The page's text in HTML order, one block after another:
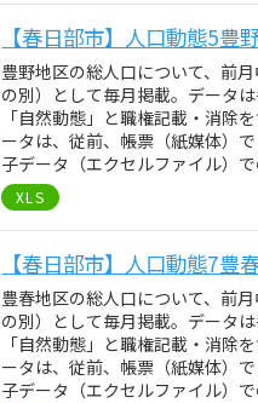
【春日部市】人口動態5豊
豊野地区の総人口について、前
の別）として毎月掲載。データ
「自然動態」と職権記載・消除
ータは、従前、帳票（紙媒体）
子データ（エクセルファイル）
XLS
【春日部市】人口動態7豊
豊春地区の総人口について、前
の別）として毎月掲載。データ
「自然動態」と職権記載・消除
ータは、従前、帳票（紙媒体）
子データ（エクセルファイル）